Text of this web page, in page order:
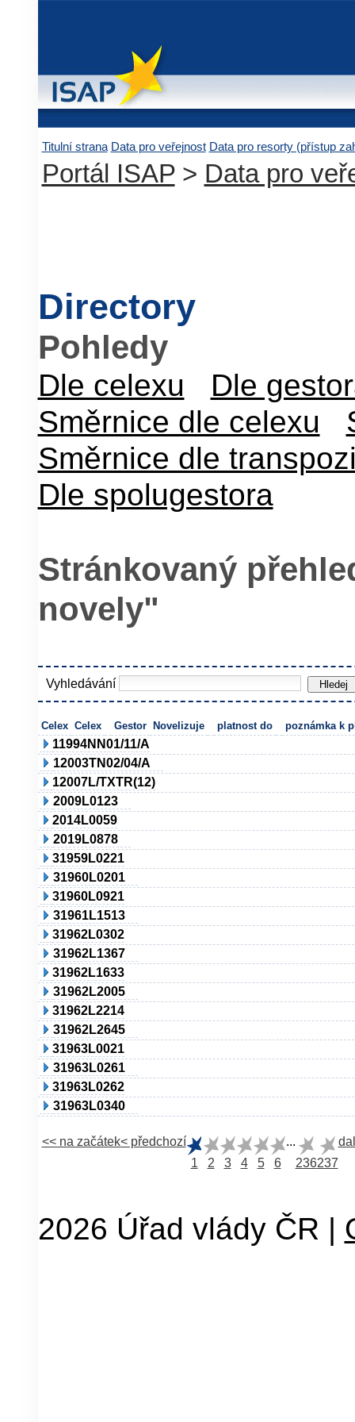
Titulní strana Data pro veřejnost Data pro resorty (přístup
Portál ISAP> Data pro
Directory
Pohledy
Dle celexu
Dle
Směrnice dle celexu
Směrnice dle
Dle spolugestora
Stránkovaný
novely"
Vyhledávání
Celex Celex Gestor Novelizuje platnost do poznámka k
11994NN01/11/A
12003TN02/04/A
12007L/TXTR(12)
2009L0123
2014L0059
2019L0878
31959L0221
31960L0201
31960L0921
31961L1513
31962L0302
31962L1367
31962L1633
31962L2005
31962L2214
31962L2645
31963L0021
31963L0261
31963L0262
31963L0340
<< na začátek< předchozí
1
2 3 4 5 6
...
236237
2026 Úřad vlády ČR |